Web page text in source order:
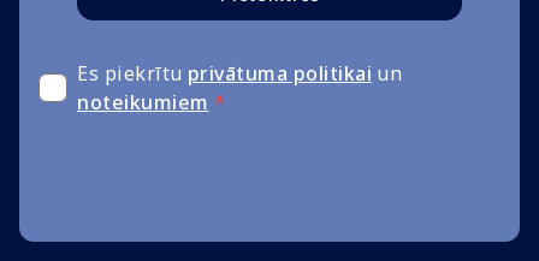
Es piekrītu privātuma politikai un
noteikumiem *